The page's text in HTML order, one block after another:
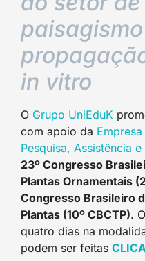
in vitro
O Grupo UniEduK
com apoio da
Pesquisa, Assistência
23º Congresso
Plantas Ornamentais
Congresso Brasileiro
Plantas (10º CBCTP).
quatro dias na
podem ser feitas